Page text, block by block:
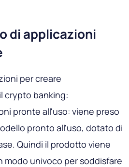
di applicazioni
per creare
crypto banking:
pronte all'uso: viene preso
pronto all'uso, dotato di
Quindi il prodotto viene
modo univoco per soddisfare